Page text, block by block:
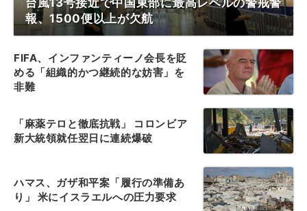
報、1500便以上が欠航
FIFA、インファンティーノ会長を貶
める「組織的かつ継続的な妨害」を
非難
「麻薬テロと徹底抗戦」 コロンビア
新大統領就任翌日に連続爆破
ハマス、ガザ和平案「履行の準備あ
り」 米にイスラエルへの圧力要求